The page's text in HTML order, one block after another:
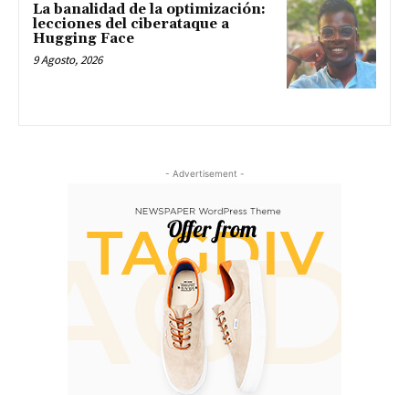
La banalidad de la optimización:
lecciones del ciberataque a
Hugging Face
9 Agosto, 2026
- Advertisement -